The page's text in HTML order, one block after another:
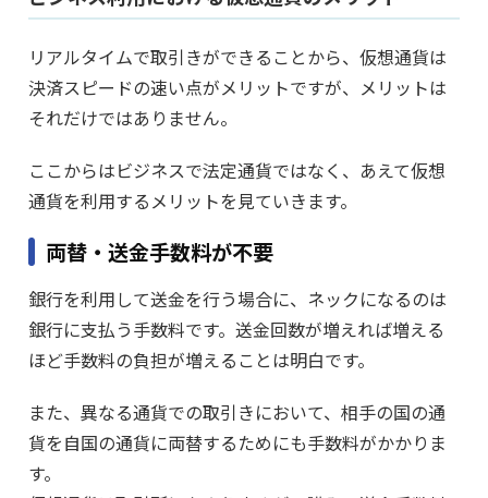
リアルタイムで取引きができることから、仮想通貨は
決済スピードの速い点がメリットですが、メリットは
それだけではありません。
ここからはビジネスで法定通貨ではなく、あえて仮想
通貨を利用するメリットを見ていきます。
両替・送金手数料が不要
銀行を利用して送金を行う場合に、ネックになるのは
銀行に支払う手数料です。送金回数が増えれば増える
ほど手数料の負担が増えることは明白です。
また、異なる通貨での取引きにおいて、相手の国の通
貨を自国の通貨に両替するためにも手数料がかかりま
す。